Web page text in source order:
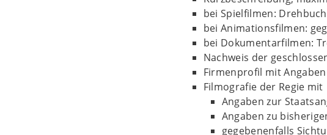
bei Spielfilmen:
bei Animationsfilmen:
bei Dokumentarfilmen:
Nachweis der
Firmenprofil mit
Filmografie der Regie mit
Angaben zur
Angaben zu
gegebenenfalls